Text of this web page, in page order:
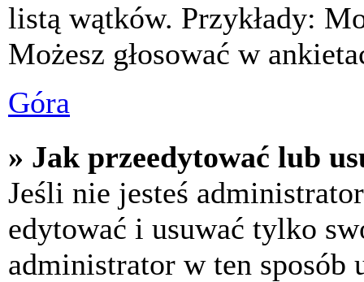
listą wątków. Przykłady:
Możesz głosować w
Góra
» Jak przeedytować lub
Jeśli nie jesteś
edytować i usuwać tylko
administrator w ten sposób